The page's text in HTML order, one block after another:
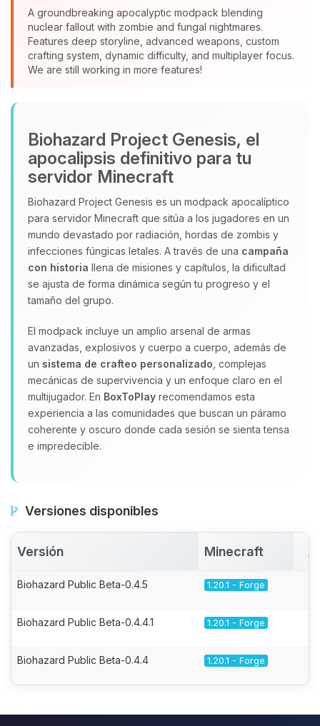
A groundbreaking apocalyptic modpack blending
nuclear fallout with zombie and fungal nightmares.
Features deep storyline, advanced weapons, custom
crafting system, dynamic difficulty, and multiplayer focus.
We are still working in more features!
Biohazard Project Genesis, el
apocalipsis definitivo para tu
servidor Minecraft
Biohazard Project Genesis es un modpack apocalíptico
para servidor Minecraft que sitúa a los jugadores en un
mundo devastado por radiación, hordas de zombis y
infecciones fúngicas letales. A través de una campaña
con historia llena de misiones y capítulos, la dificultad
se ajusta de forma dinámica según tu progreso y el
tamaño del grupo.
El modpack incluye un amplio arsenal de armas
avanzadas, explosivos y cuerpo a cuerpo, además de
un sistema de crafteo personalizado , complejas
mecánicas de supervivencia y un enfoque claro en el
multijugador. En BoxToPlay recomendamos esta
experiencia a las comunidades que buscan un páramo
coherente y oscuro donde cada sesión se sienta tensa
e impredecible.
Versiones disponibles
Versión Minecraft
Biohazard Public Beta-0.4.5 1.20.1 - Forge
Biohazard Public Beta-0.4.4.1 1.20.1 - Forge
Biohazard Public Beta-0.4.4 1.20.1 - Forge
Yupi, por fin alguien con quien
hablar! Soy Choupy, tu pequeno
asistente de BoxToPlay. Cuentame
que necesitas y moveré mis
pequenos circuitos para ayudarte.